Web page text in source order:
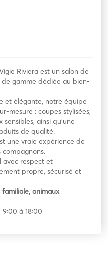
Riviera est un salon de
gamme dédiée au bien-
et élégante, notre équipe
mesure : coupes stylisées,
ainsi qu’une
de qualité.
une vraie expérience de
compagnons.
avec respect et
propre, sécurisé et
animaux
à 18:00